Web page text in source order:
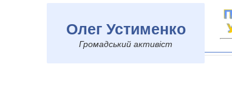
Олег Устименко
Громадський активіст